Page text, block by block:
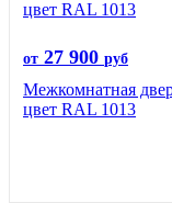
от 27 900 руб
Межкомнатная
цвет RAL 1013